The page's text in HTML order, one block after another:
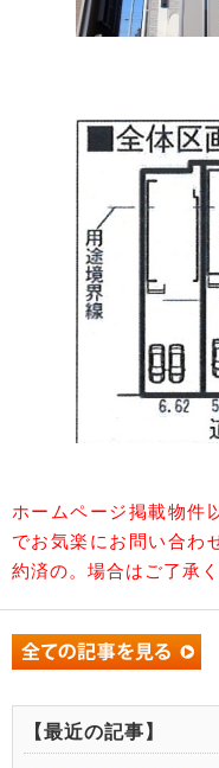
ホームページ掲載物件
でお気楽にお問い合わ
約済の。場合はご了承
【最近の記事】